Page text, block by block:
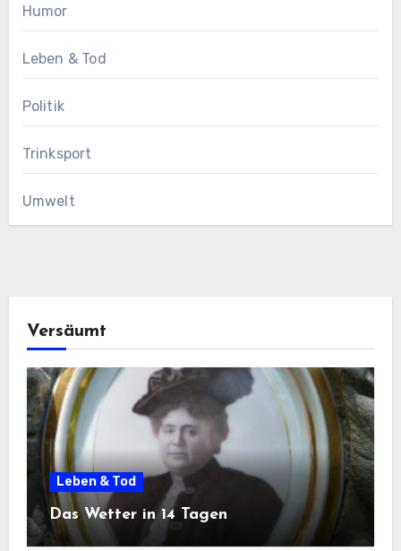
Humor
Leben & Tod
Politik
Trinksport
Umwelt
Versäumt
Leben & Tod
Das Wetter in 14 Tagen